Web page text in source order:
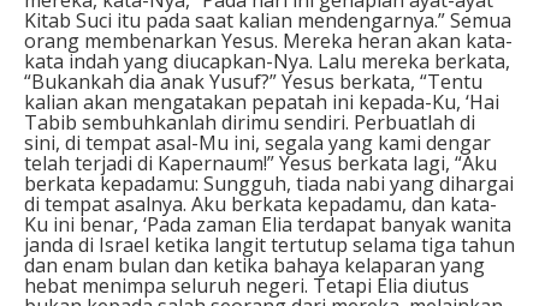
Kitab Suci itu pada saat kalian mendengarnya.” Semua
orang membenarkan Yesus. Mereka heran akan kata-
kata indah yang diucapkan-Nya. Lalu mereka berkata,
“Bukankah dia anak Yusuf?” Yesus berkata, “Tentu
kalian akan mengatakan pepatah ini kepada-Ku, ‘Hai
Tabib sembuhkanlah dirimu sendiri. Perbuatlah di
sini, di tempat asal-Mu ini, segala yang kami dengar
telah terjadi di Kapernaum!” Yesus berkata lagi, “Aku
berkata kepadamu: Sungguh, tiada nabi yang dihargai
di tempat asalnya. Aku berkata kepadamu, dan kata-
Ku ini benar, ‘Pada zaman Elia terdapat banyak wanita
janda di Israel ketika langit tertutup selama tiga tahun
dan enam bulan dan ketika bahaya kelaparan yang
hebat menimpa seluruh negeri. Tetapi Elia diutus